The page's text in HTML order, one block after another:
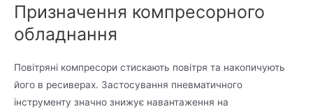
Призначення компресорного
обладнання
Повітряні компресори стискають повітря та накопичують
його в ресиверах. Застосування пневматичного
інструменту значно знижує навантаження на